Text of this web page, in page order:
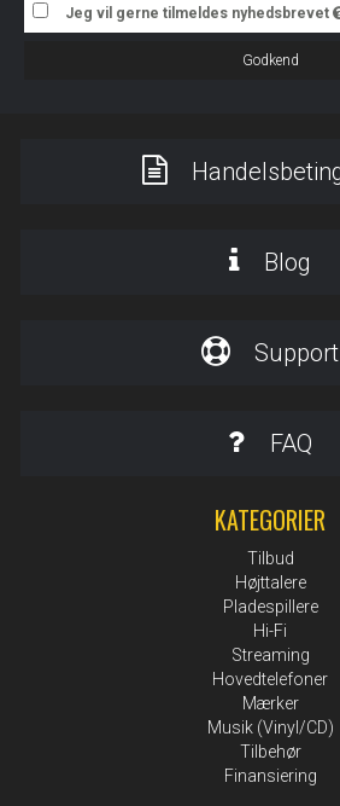
Jeg vil gerne tilmeldes nyhedsbrevet
Godkend
Blog
Support
FAQ
KATEGORIER
Tilbud
Højttalere
Pladespillere
Hi-Fi
Streaming
Hovedtelefoner
Mærker
Musik (Vinyl/CD)
Tilbehør
Finansiering